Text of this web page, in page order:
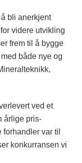
bli anerkjent
videre utvikling
frem til å bygge
både nye og
ved et
årlige pris-
var til
konkurransen vi